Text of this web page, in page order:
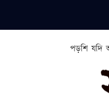
পড়শি যদি